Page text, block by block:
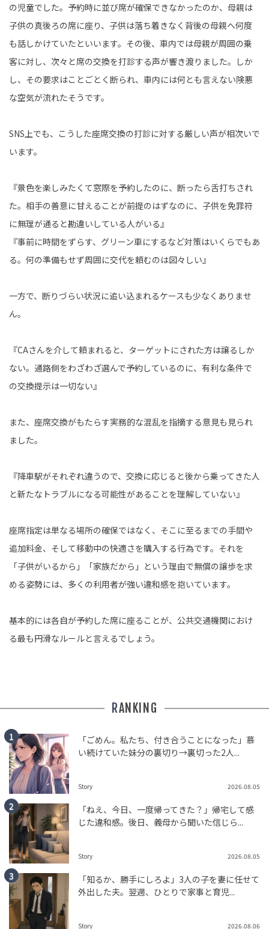
の児童でした。予約時に並び席が確保できなかったのか、母親は
子供の真後ろの席に座り、子供は落ち着きなく背後の母親へ何度
も話しかけていたといいます。その後、車内では母親が周囲の乗
客に対し、次々と席の交換を打診する声が響き渡りました。しか
し、その要求はことごとく断られ、車内には何とも言えない険悪
な空気が流れたそうです。
SNS上でも、こうした座席交換の打診に対する厳しい声が相次いで
います。
『景色を楽しみたくて窓際を予約したのに、断ったら舌打ちされ
た。相手の善意に甘えることが前提のはずなのに、子供を免罪符
に無理が通ると勘違いしている人がいる』
『事前に時間をずらす、グリーン車にするなど対策はいくらでもあ
る。何の準備もせず周囲に交代を頼むのは図々しい』
一方で、断りづらい状況に追い込まれるケースも少なくありませ
ん。
『CAさんを介して頼まれると、ターゲットにされた方は譲るしか
ない。通路側をわざわざ選んで予約しているのに、有利な条件で
の交換提示は一切ない』
また、座席交換がもたらす実務的な混乱を指摘する意見も見られ
ました。
『降車駅がそれぞれ違うので、交換に応じると後から乗ってきた人
と新たなトラブルになる可能性があることを理解していない』
座席指定は単なる場所の確保ではなく、そこに至るまでの手間や
追加料金、そして移動中の快適さを購入する行為です。それを
「子供がいるから」「家族だから」という理由で無償の譲歩を求
める姿勢には、多くの利用者が強い違和感を抱いています。
基本的には各自が予約した席に座ることが、公共交通機関におけ
る最も円滑なルールと言えるでしょう。
RANKING
「ごめん。私たち、付き合うことになった」慕
い続けていた妹分の裏切り→裏切った2人...
Story 2026.08.05
「ねえ、今日、一度帰ってきた？」帰宅して感
じた違和感。後日、義母から聞いた信じら...
Story 2026.08.05
「知るか、勝手にしろよ」3人の子を妻に任せて
外出した夫。翌週、ひとりで家事と育児...
Story 2026.08.06